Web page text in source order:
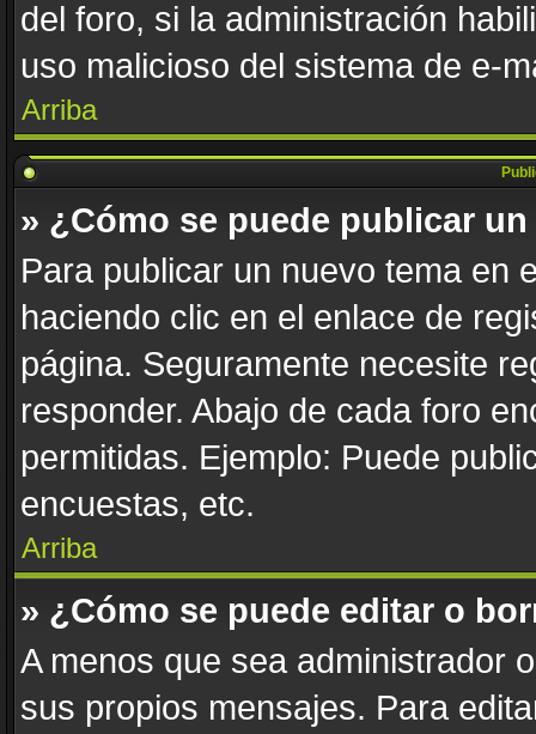
del foro, si la administración
uso malicioso del sistema de e-
Arriba
» ¿Cómo se puede publicar
Para publicar un nuevo tema en
haciendo clic en el enlace de
página. Seguramente necesite
responder. Abajo de cada foro
permitidas. Ejemplo: Puede
encuestas, etc.
Arriba
» ¿Cómo se puede editar o
A menos que sea administrador
sus propios mensajes. Para